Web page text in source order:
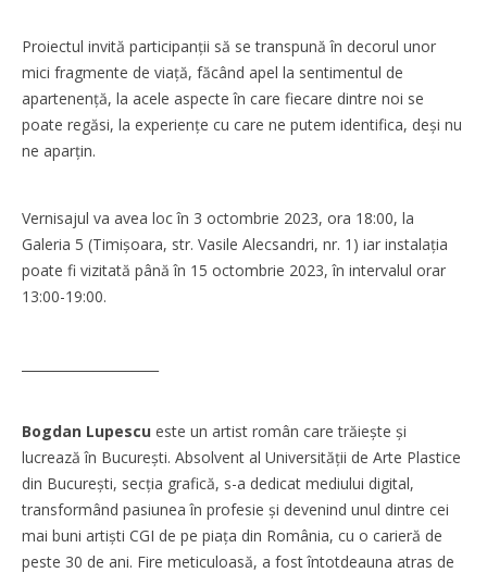
Proiectul invită participanții să se transpună în decorul unor
mici fragmente de viață, făcând apel la sentimentul de
apartenență, la acele aspecte în care fiecare dintre noi se
poate regăsi, la experiențe cu care ne putem identifica, deși nu
ne aparțin.
Vernisajul va avea loc în 3 octombrie 2023, ora 18:00, la
Galeria 5 (Timișoara, str. Vasile Alecsandri, nr. 1) iar instalația
poate fi vizitată până în 15 octombrie 2023, în intervalul orar
13:00-19:00.
Bogdan Lupescu este un artist român care trăiește și
lucrează în București. Absolvent al Universității de Arte Plastice
din București, secția grafică, s-a dedicat mediului digital,
transformând pasiunea în profesie și devenind unul dintre cei
mai buni artiști CGI de pe piața din România, cu o carieră de
peste 30 de ani. Fire meticuloasă, a fost întotdeauna atras de